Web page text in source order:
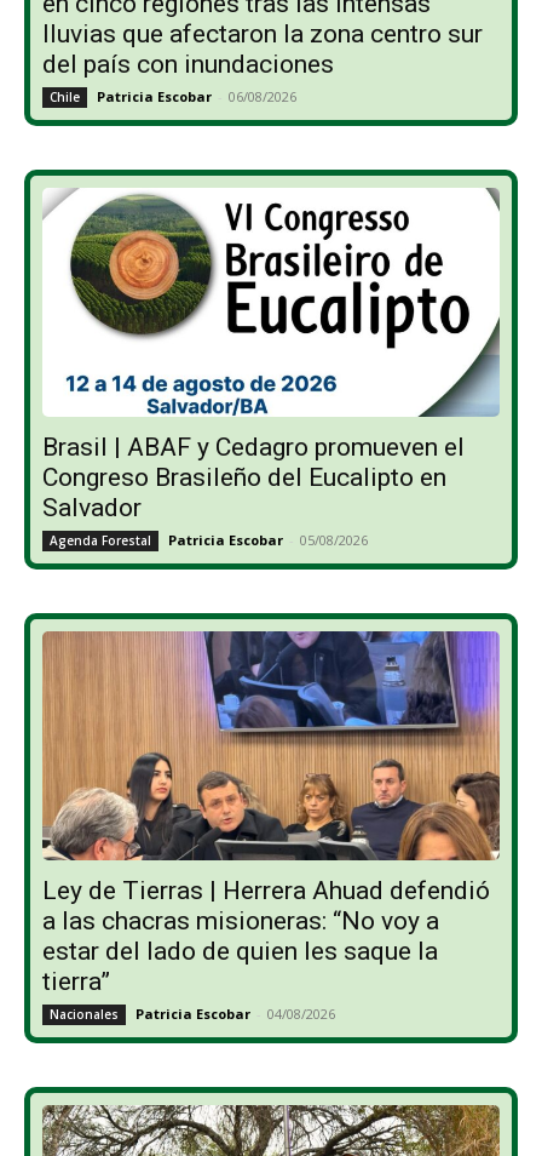
lluvias que afectaron la zona centro sur
del país con inundaciones
Chile Patricia Escobar - 06/08/2026
Brasil | ABAF y Cedagro promueven el
Congreso Brasileño del Eucalipto en
Salvador
Agenda Forestal Patricia Escobar - 05/08/2026
Ley de Tierras | Herrera Ahuad defendió
a las chacras misioneras: “No voy a
estar del lado de quien les saque la
tierra”
Nacionales Patricia Escobar - 04/08/2026